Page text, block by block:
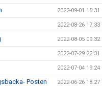
2022-09-01 15:31
2022-08-26 17:33
2022-08-05 09:32
2022-07-29 22:31
2022-07-04 19:24
Posten 2022-06-26 18:27